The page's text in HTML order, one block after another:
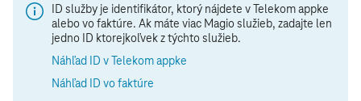
ID služby je identifikátor, ktorý nájdete v Telekom appke
alebo vo faktúre. Ak máte viac Magio služieb, zadajte len
jedno ID ktorejkoľvek z týchto služieb.
Náhľad ID v Telekom appke
Náhľad ID vo faktúre